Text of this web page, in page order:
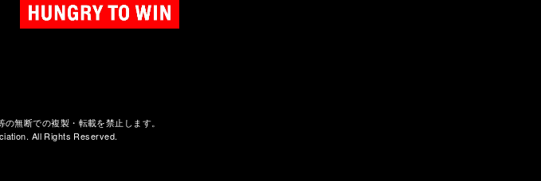
無断での複製・転載を禁止します。
All Rights Reserved.